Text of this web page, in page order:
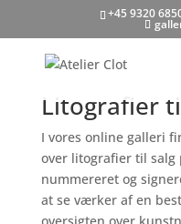
+45 9320
Litografier
I vores online galleri
over litografier til salg
nummereret og
at se værker af en